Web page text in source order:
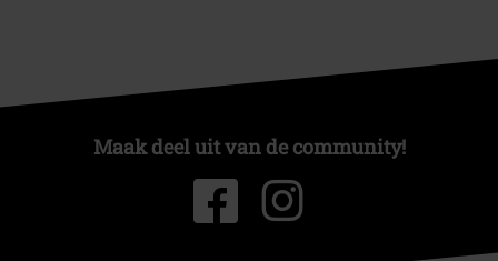
Maak deel uit van de community!